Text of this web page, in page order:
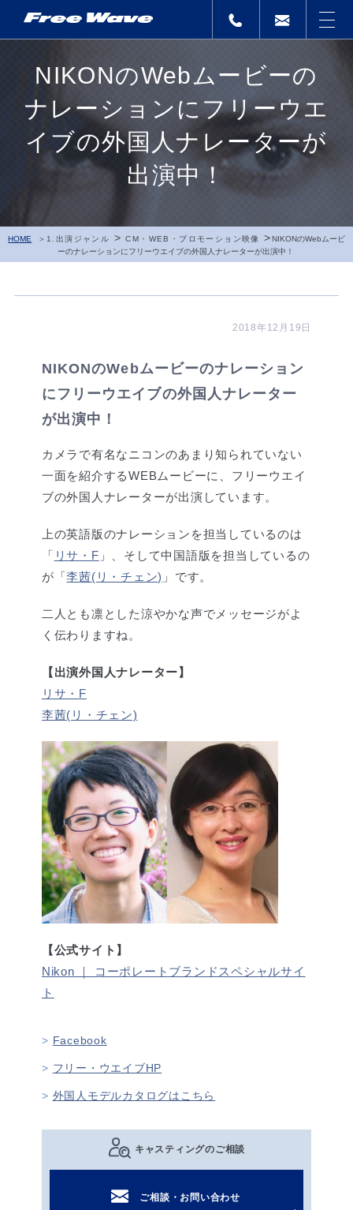
NIKONのWebムービーの
ナレーションにフリーウエ
イブの外国人ナレーターが
出演中！
HOME 1.出演ジャンル >CM・WEB・プロモーション映像 >NIKONのWebムービ
ーのナレーションにフリーウエイブの外国人ナレーターが出演中！
2018年12月19日
NIKONのWebムービーのナレーション
にフリーウエイブの外国人ナレーター
が出演中！
カメラで有名なニコンのあまり知られていない
一面を紹介するWEBムービーに、フリーウエイ
ブの外国人ナレーターが出演しています。
上の英語版のナレーションを担当しているのは
「 リサ・F 」、そして中国語版を担当しているの
が「李茜(リ・チェン) 」です。
二人とも凛とした涼やかな声でメッセージがよ
く伝わりますね。
【出演外国人ナレーター】
リサ・F
李茜(リ・チェン)
【公式サイト】
Nikon ｜ コーポレートブランドスペシャルサイ
ト
Facebook
フリー・ウエイブHP
外国人モデルカタログはこちら
キャスティングのご相談
ご相談・お問い合わせ